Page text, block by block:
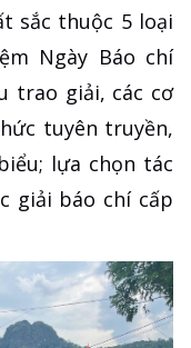
sắc thuộc 5 loại
Ngày Báo chí
trao giải, các cơ
tuyên truyền,
lựa chọn tác
giải báo chí cấp